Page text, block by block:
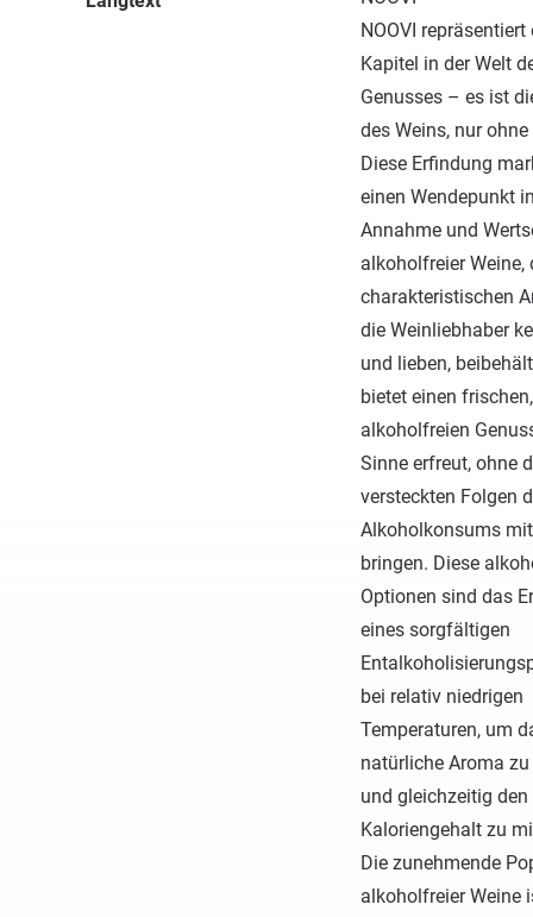
NOOVI repräsentiert
Kapitel in der Welt
Genusses – es ist
des Weins, nur
Diese Erfindung
einen Wendepunkt
Annahme und
alkoholfreier Weine,
charakteristischen
die Weinliebhaber
und lieben,
bietet einen frischen,
alkoholfreien
Sinne erfreut, ohne
versteckten Folgen
Alkoholkonsums
bringen. Diese
Optionen sind das
eines sorgfältigen
bei relativ niedrigen
Temperaturen, um
natürliche Aroma
und gleichzeitig den
Kaloriengehalt zu
Die zunehmende
alkoholfreier Weine